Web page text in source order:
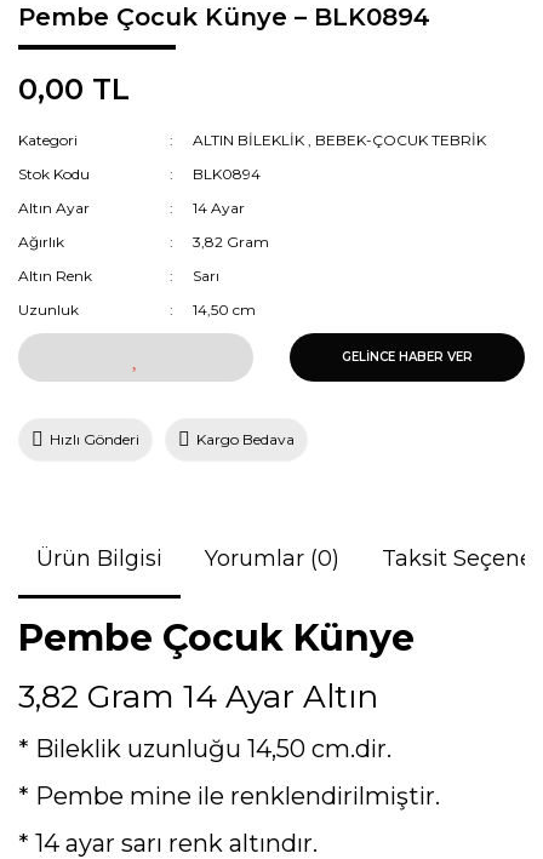
Pembe Çocuk Künye – BLK0894
0,00 TL
Kategori ALTIN BİLEKLİK
BEBEK-ÇOCUK TEBRİK
Stok Kodu
BLK0894
Altın Ayar
14 Ayar
Ağırlık
3,82 Gram
Altın Renk
Sarı
Uzunluk
14,50 cm
GELİNCE HABER VER
Hızlı Gönderi Kargo Bedava
Ürün Bilgisi Yorumlar (0) Taksit
Pembe Çocuk Künye
3,82 Gram 14 Ayar Altın
* Bileklik uzunluğu 14,50 cm.dir.
* Pembe mine ile renklendirilmiştir.
* 14 ayar sarı renk altındır.